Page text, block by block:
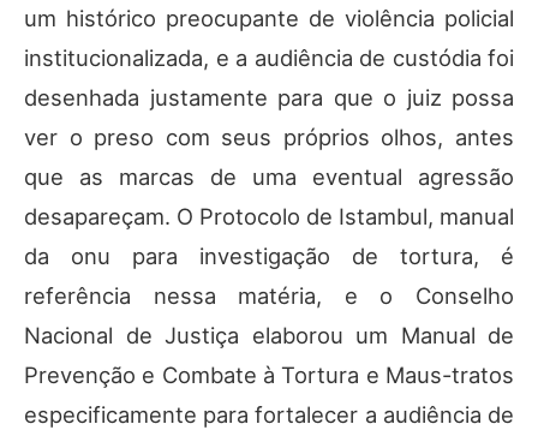
um histórico preocupante de violência policial
institucionalizada, e a audiência de custódia foi
desenhada justamente para que o juiz possa
ver o preso com seus próprios olhos, antes
que as marcas de uma eventual agressão
desapareçam. O Protocolo de Istambul, manual
da onu para investigação de tortura, é
referência nessa matéria, e o Conselho
Nacional de Justiça elaborou um Manual de
Prevenção e Combate à Tortura e Maus-tratos
especificamente para fortalecer a audiência de